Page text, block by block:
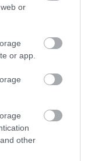
or
or app.
otherΚ20: